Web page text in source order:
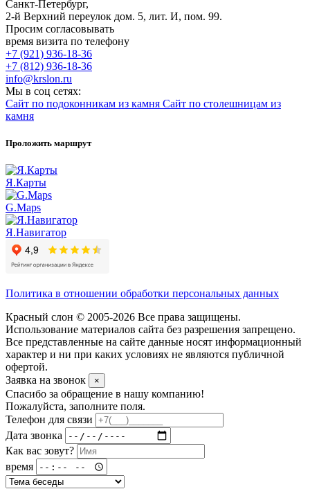
Санкт-Петербург,
2-й Верхний переулок дом. 5, лит. И, пом. 99.
Просим согласовывать
время визита по телефону
+7 (921) 936-18-36
+7 (812) 936-18-36
info@krslon.ru
Мы в соц сетях:
Сайт по подоконникам из камня Сайт по столешницам из
камня
Проложить маршрут
Я.Карты
G.Maps
Я.Навигатор
Политика в отношении обработки персональных данных
Красный слон © 2005-2026 Все права защищены.
Использование материалов сайта без разрешения запрещено.
Все представленные на сайте данные носят информационный
характер и ни при каких условиях не являются публичной
офертой.
Заявка на звонок
×
Спасибо за обращение в нашу компанию!
Пожалуйста, заполните поля.
Телефон для связи
Дата звонка
Как вас зовут?
время